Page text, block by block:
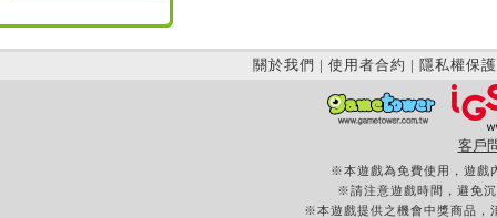
關於我們 | 使用者合約 | 隱私權保護
客戶
※本遊戲為免費使用，遊戲
※請注意遊戲時間，避免
※本遊戲提供之機會中獎商品，